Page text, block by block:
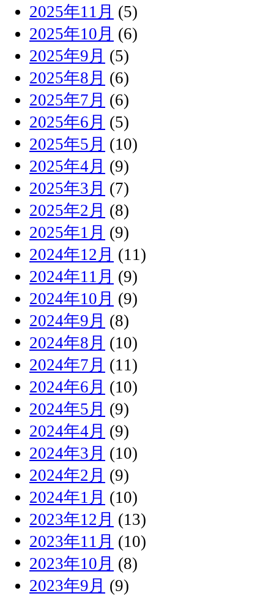
2025年11月 (5)
2025年10月 (6)
2025年9月 (5)
2025年8月 (6)
2025年7月 (6)
2025年6月 (5)
2025年5月 (10)
2025年4月 (9)
2025年3月 (7)
2025年2月 (8)
2025年1月 (9)
2024年12月 (11)
2024年11月 (9)
2024年10月 (9)
2024年9月 (8)
2024年8月 (10)
2024年7月 (11)
2024年6月 (10)
2024年5月 (9)
2024年4月 (9)
2024年3月 (10)
2024年2月 (9)
2024年1月 (10)
2023年12月 (13)
2023年11月 (10)
2023年10月 (8)
2023年9月 (9)